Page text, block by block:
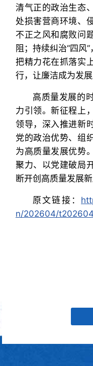
清气正的政治生态
处损害营商环境、
不正之风和腐败问
阻；持续纠治“四风
把精力花在抓落实
行，让廉洁成为发
高质量发展的
力引领。新征程上
领导，深入推进新
党的政治优势、组
为高质量发展优势
聚力、以党建破局
断开创高质量发展新
原文链接：
n/202604/